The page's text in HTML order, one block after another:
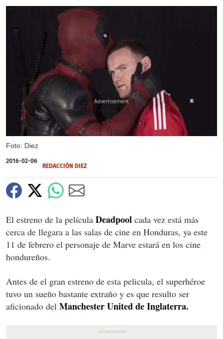
Foto: Diez
X
2016-02-06
REDACCIÓN DIEZ
El estreno de la película Deadpool cada vez está más
cerca de llegara a las salas de cine en Honduras, ya este
11 de febrero el personaje de Marve estará en los cine
hondureños.
Antes de el gran estreno de esta pelicula, el superhéroe
tuvo un sueño bastante extraño y es que resulto ser
aficionado del Manchester United de Inglaterra.